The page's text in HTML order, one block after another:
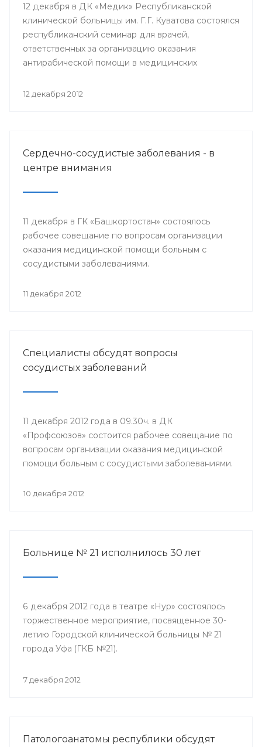
12 декабря в ДК «Медик» Республиканской
клинической больницы им. Г.Г. Куватова состоялся
республиканский семинар для врачей,
ответственных за организацию оказания
антирабической помощи в медицинских
организовано Минздравом РБ с целью
12 декабря 2012
Сердечно-сосудистые заболевания - в
центре внимания
11 декабря в ГК «Башкортостан» состоялось
рабочее совещание по вопросам организации
оказания медицинской помощи больным с
сосудистыми заболеваниями.
11 декабря 2012
Специалисты обсудят вопросы
сосудистых заболеваний
11 декабря 2012 года в 09.30ч. в ДК
«Профсоюзов» состоится рабочее совещание по
вопросам организации оказания медицинской
помощи больным с сосудистыми заболеваниями.
10 декабря 2012
Больнице № 21 исполнилось 30 лет
6 декабря 2012 года в театре «Нур» состоялось
торжественное мероприятие, посвященное 30-
летию Городской клинической больницы № 21
города Уфа (ГКБ №21).
7 декабря 2012
Патологоанатомы республики обсудят